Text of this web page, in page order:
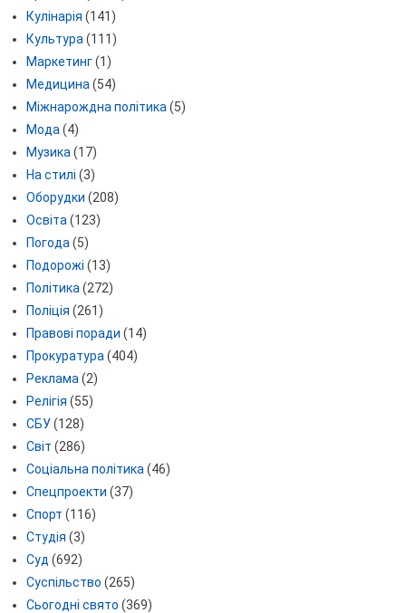
Кулінарія (141)
Культура (111)
Маркетинг(1)
Медицина (54)
Міжнарождна політика (5)
Мода (4)
Музика (17)
На стилі (3)
Оборудки (208)
Освіта (123)
Погода (5)
Подорожі (13)
Політика (272)
Поліція (261)
Правові поради (14)
Прокуратура (404)
Реклама (2)
Релігія (55)
СБУ(128)
Світ (286)
Соціальна політика (46)
Спецпроекти (37)
Спорт (116)
Студія (3)
Суд (692)
Суспільство (265)
Сьогодні свято (369)